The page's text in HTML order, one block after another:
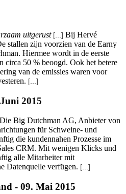
uitgerust [...] Bij Hervé
stallen zijn voorzien van de Earny
Hiermee wordt in de eerste
circa 50 % beoogd. Ook het betere
van de emissies waren voor
[...]
2015
Die Big Dutchman AG, Anbieter von
für Schweine- und
die kundennahen Prozesse im
CRM. Mit wenigen Klicks und
alle Mitarbeiter mit
Datenquelle verfügen. [...]
- 09. Mai 2015